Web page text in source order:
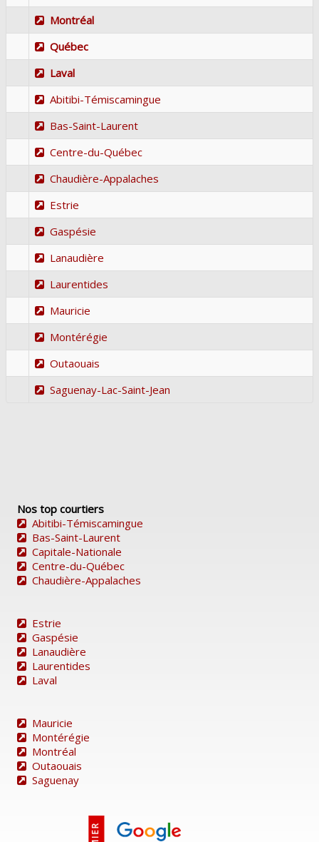
Montréal
Québec
Laval
Abitibi-Témiscamingue
Bas-Saint-Laurent
Centre-du-Québec
Chaudière-Appalaches
Estrie
Gaspésie
Lanaudière
Laurentides
Mauricie
Montérégie
Outaouais
Saguenay-Lac-Saint-Jean
Nos top courtiers
Abitibi-Témiscamingue
Bas-Saint-Laurent
Capitale-Nationale
Centre-du-Québec
Chaudière-Appalaches
Estrie
Gaspésie
Lanaudière
Laurentides
Laval
Mauricie
Montérégie
Montréal
Outaouais
Saguenay